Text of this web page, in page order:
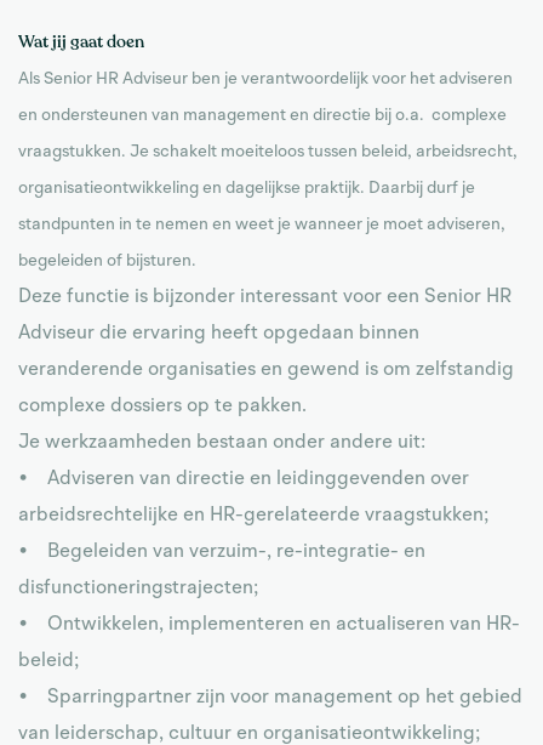
Wat jij gaat doen
Als Senior HR Adviseur ben je verantwoordelijk voor het adviseren
en ondersteunen van management en directie bij o.a. complexe
vraagstukken. Je schakelt moeiteloos tussen beleid, arbeidsrecht,
organisatieontwikkeling en dagelijkse praktijk. Daarbij durf je
standpunten in te nemen en weet je wanneer je moet adviseren,
begeleiden of bijsturen.
Deze functie is bijzonder interessant voor een Senior HR
Adviseur die ervaring heeft opgedaan binnen
veranderende organisaties en gewend is om zelfstandig
complexe dossiers op te pakken.
Je werkzaamheden bestaan onder andere uit:
• Adviseren van directie en leidinggevenden over
arbeidsrechtelijke en HR-gerelateerde vraagstukken;
• Begeleiden van verzuim-, re-integratie- en
disfunctioneringstrajecten;
• Ontwikkelen, implementeren en actualiseren van HR-
beleid;
• Sparringpartner zijn voor management op het gebied
van leiderschap, cultuur en organisatieontwikkeling;